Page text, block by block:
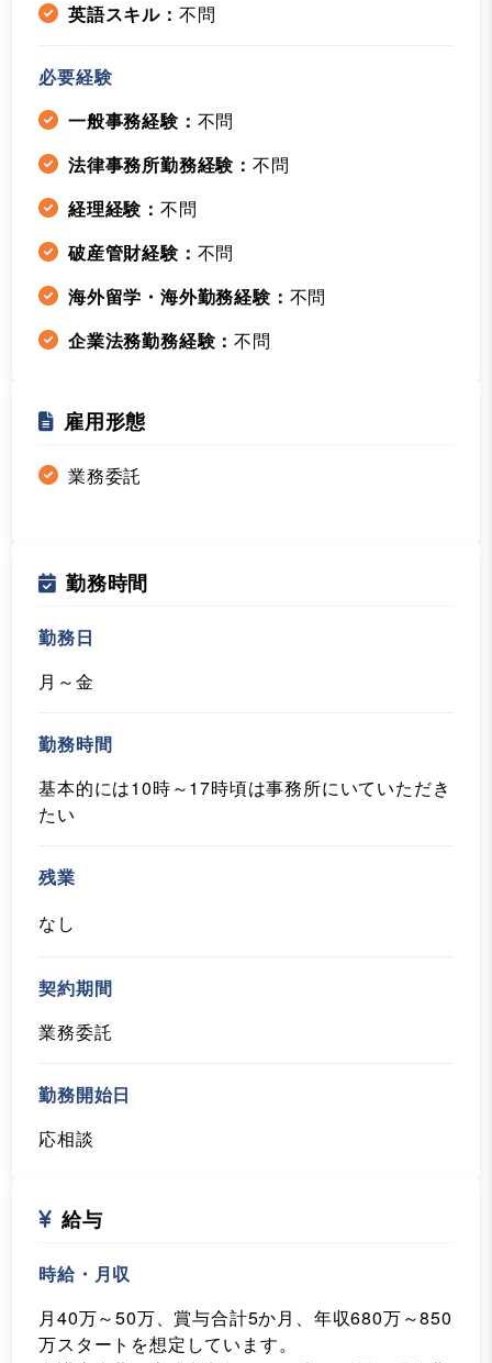
英語スキル： 不問
必要経験
一般事務経験： 不問
法律事務所勤務経験：不問
経理経験：不問
破産管財経験： 不問
海外留学・海外勤務経験： 不問
企業法務勤務経験：不問
雇用形態
業務委託
勤務時間
勤務日
月～金
勤務時間
基本的には10時～17時頃は事務所にいていただき
たい
残業
なし
契約期間
業務委託
勤務開始日
応相談
給与
時給・月収
月40万～50万、賞与合計5か月、年収680万～850
万スタートを想定しています。